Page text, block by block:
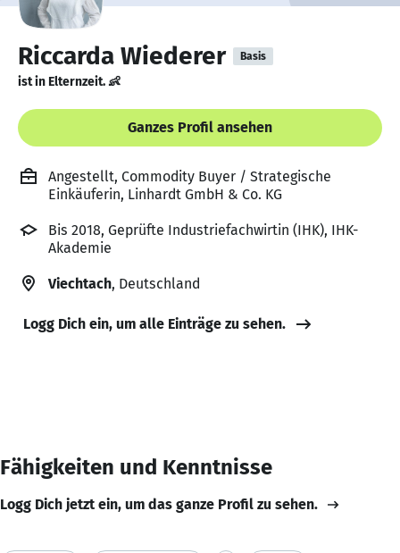
Riccarda Wiederer Basis
ist in Elternzeit. 👶
Ganzes Profil ansehen
Angestellt, Commodity Buyer / Strategische
Einkäuferin, Linhardt GmbH & Co. KG
Bis 2018, Geprüfte Industriefachwirtin (IHK), IHK-
Akademie
Viechtach, Deutschland
Logg Dich ein, um alle Einträge zu sehen.
Fähigkeiten und Kenntnisse
Logg Dich jetzt ein, um das ganze Profil zu sehen.